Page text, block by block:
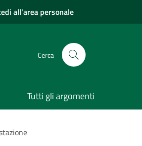
all'area personale
Cerca
Tutti gli argomenti